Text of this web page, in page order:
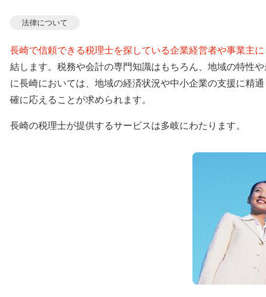
法律について
長崎で信頼できる税理士を探している企業経営者や事業主に
結します。税務や会計の専門知識はもちろん、地域の特性
に長崎においては、地域の経済状況や中小企業の支援に精
確に応えることが求められます。
長崎の税理士が提供するサービスは多岐にわたります。